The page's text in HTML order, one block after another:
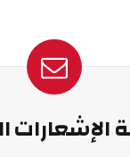
الإشعارات